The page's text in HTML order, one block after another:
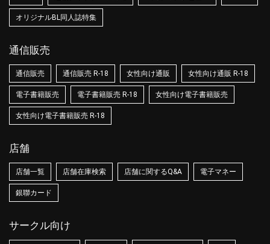
オリジナルBL同人誌特集
通信販売
通信販売 通信販売 R-18 女性向け通販 女性向け通販 R-18
電子書籍販売 電子書籍販売 R-18 女性向け電子書籍販売
女性向け電子書籍販売 R-18
店舗
店舗一覧 店舗在庫検索 店舗に関するQ&A 電子マネー
銀聯カード
サークル向け